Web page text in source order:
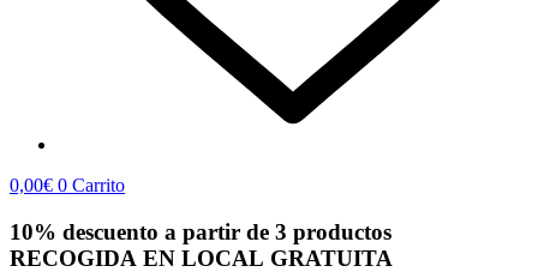
0,00€ 0 Carrito
10% descuento a partir de 3 productos
RECOGIDA EN LOCAL GRATUITA